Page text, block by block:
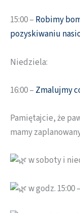
15:00 – Robimy
pozyskiwaniu
Niedziela:
16:00 – Zmalujmy
Pamiętajcie, że
mamy
w soboty i
w godz. 15:00